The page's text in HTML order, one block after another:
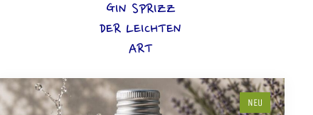
GIN SPRIZZ
DER LEICHTEN
ART
NEU